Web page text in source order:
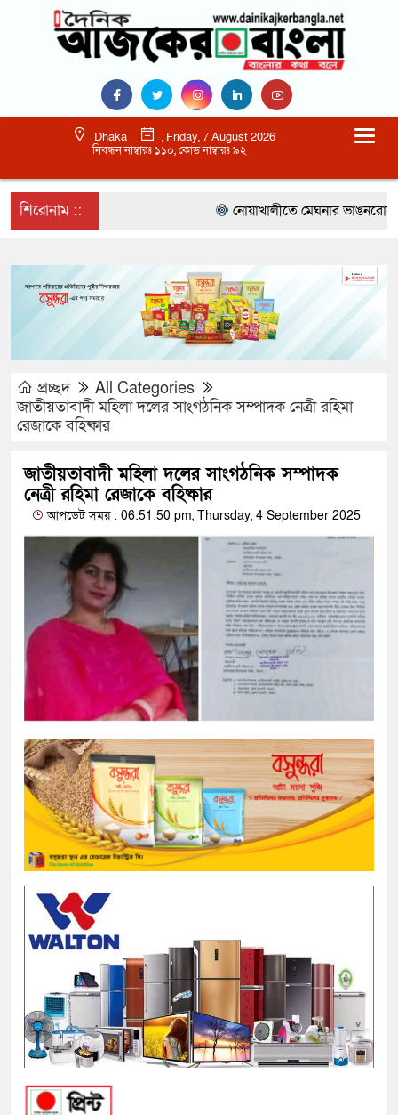
Dhaka
, Friday, 7 August 2026
নিবন্ধন নাম্বারঃ ১১০, কোড নাম্বারঃ ৯২
শিরোনাম :: নোয়াখালীতে মেঘনার ভাঙনরোধে
প্রচ্ছদ
All Categories
জাতীয়তাবাদী মহিলা দলের সাংগঠনিক সম্পাদক নেত্রী রহিমা
রেজাকে বহিষ্কার
জাতীয়তাবাদী মহিলা দলের সাংগঠনিক সম্পাদক
নেত্রী রহিমা রেজাকে বহিষ্কার
আপডেট সময় : 06:51:50 pm, Thursday, 4 September 2025